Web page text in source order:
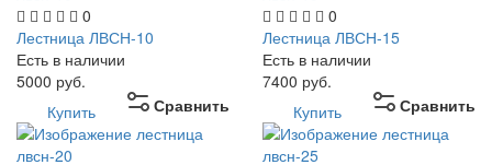
0
Лестница ЛВСН-10
Есть в наличии
5000 руб.
Сравнить
Купить
0
Лестница ЛВСН-15
Есть в наличии
7400 руб.
Сравнить
Купить